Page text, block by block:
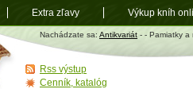
Antikvariát
shop.sk
Nachádzate sa: Antikvariát - - Pamiatky a
Rss výstup
Cenník, katalóg
Extra zľavy Výkup kníh